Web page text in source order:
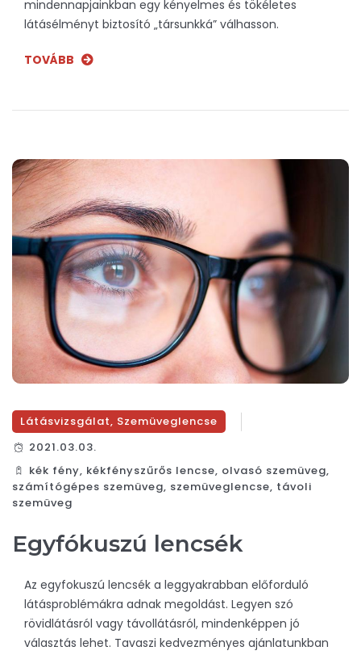
mindennapjainkban egy kényelmes és tökéletes
látásélményt biztosító „társunkká” válhasson.
TOVÁBB
Látásvizsgálat, Szemüveglencse
2021.03.03.
kék fény, kékfényszűrős lencse, olvasó szemüveg,
számítógépes szemüveg, szemüveglencse, távoli
szemüveg
Egyfókuszú lencsék
Az egyfokuszú lencsék a leggyakrabban előforduló
látásproblémákra adnak megoldást. Legyen szó
rövidlátásról vagy távollátásról, mindenképpen jó
választás lehet. Tavaszi kedvezményes ajánlatunkban